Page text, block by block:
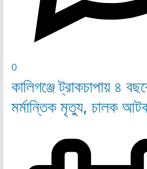
0
কালিগঞ্জে ট্রাকচাপায় ৪
মর্মান্তিক মৃত্যু, চালক